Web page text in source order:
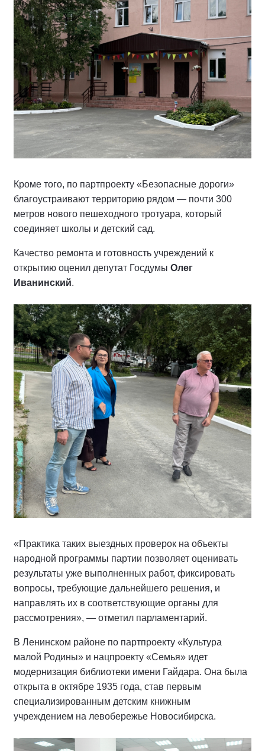
Кроме того, по партпроекту «Безопасные дороги»
благоустраивают территорию рядом — почти 300
метров нового пешеходного тротуара, который
соединяет школы и детский сад.
Качество ремонта и готовность учреждений к
открытию оценил депутат Госдумы Олег
Иванинский.
«Практика таких выездных проверок на объекты
народной программы партии позволяет оценивать
результаты уже выполненных работ, фиксировать
вопросы, требующие дальнейшего решения, и
направлять их в соответствующие органы для
рассмотрения», — отметил парламентарий.
В Ленинском районе по партпроекту «Культура
малой Родины» и нацпроекту «Семья» идет
модернизация библиотеки имени Гайдара. Она была
открыта в октябре 1935 года, став первым
специализированным детским книжным
учреждением на левобережье Новосибирска.